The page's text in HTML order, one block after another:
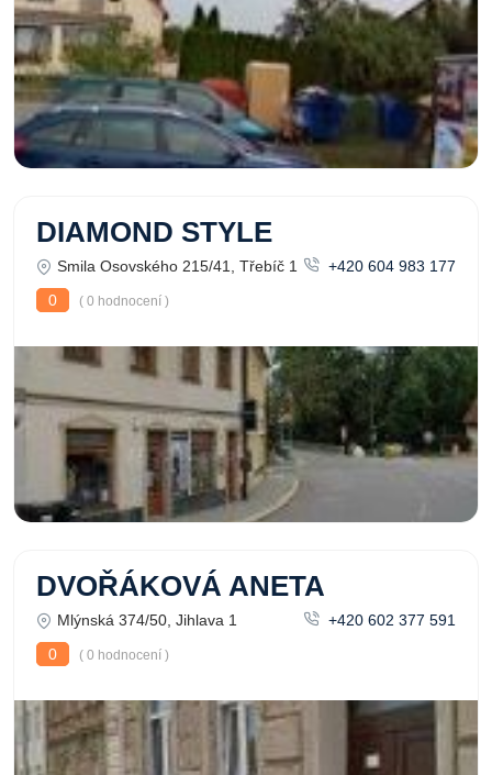
DIAMOND STYLE
Smila Osovského 215/41, Třebíč 1
+420 604 983 177
0
( 0 hodnocení )
DVOŘÁKOVÁ ANETA
Mlýnská 374/50, Jihlava 1
+420 602 377 591
0
( 0 hodnocení )